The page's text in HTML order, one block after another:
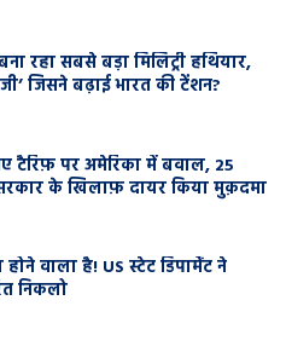
रहा सबसे बड़ा मिलिट्री हथियार,
जिसने बढ़ाई भारत की टेंशन?
टैरिफ़ पर अमेरिका में बवाल, 25
के खिलाफ़ दायर किया मुक़दमा
वाला है! US स्टेट डिपार्मेंट ने
निकलो